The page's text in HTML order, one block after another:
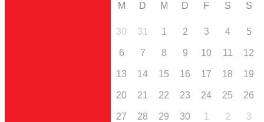
M D M D F S S
30 31 1 2 3 4 5
6 7 8 9 10 11 12
13 14 15 16 17 18 19
20 21 22 23 24 25 26
27 28 29 30 1 2 3